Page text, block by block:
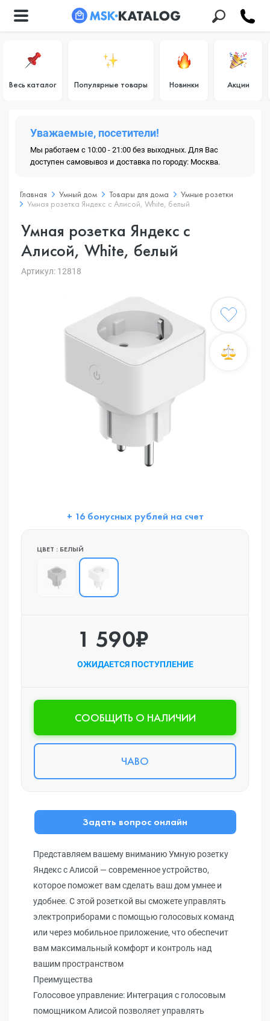
Весь каталог Популярные товары Новинки Акции
Уважаемые, посетители!
Мы работаем с 10:00 - 21:00 без выходных. Для Вас
доступен самовывоз и доставка по городу: Москва.
Главная Умный дом Товары для дома
Умные розетки
Умная розетка Яндекс с Алисой, White, белый
Умная розетка Яндекс с
Алисой, White, белый
Артикул: 12818
+ 16 бонусных рублей на счет
ЦВЕТ : БЕЛЫЙ
1 590₽
ОЖИДАЕТСЯ ПОСТУПЛЕНИЕ
CООБЩИТЬ О НАЛИЧИИ
ЧАВО
Задать вопрос онлайн
Представляем вашему вниманию Умную розетку
Яндекс с Алисой — современное устройство,
которое поможет вам сделать ваш дом умнее и
удобнее. С этой розеткой вы сможете управлять
электроприборами с помощью голосовых команд
или через мобильное приложение, что обеспечит
вам максимальный комфорт и контроль над
вашим пространством
Преимущества
Голосовое управление: Интеграция с голосовым
помощником Алисой позволяет управлять